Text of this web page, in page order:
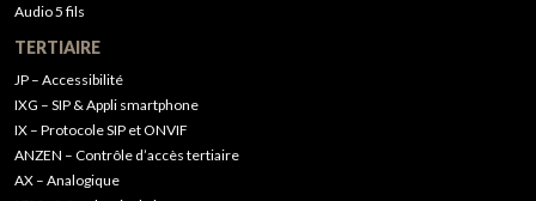
Audio 5 fils
TERTIAIRE
JP – Accessibilité
IXG – SIP & Appli smartphone
IX – Protocole SIP et ONVIF
ANZEN – Contrôle d’accès tertiaire
AX – Analogique